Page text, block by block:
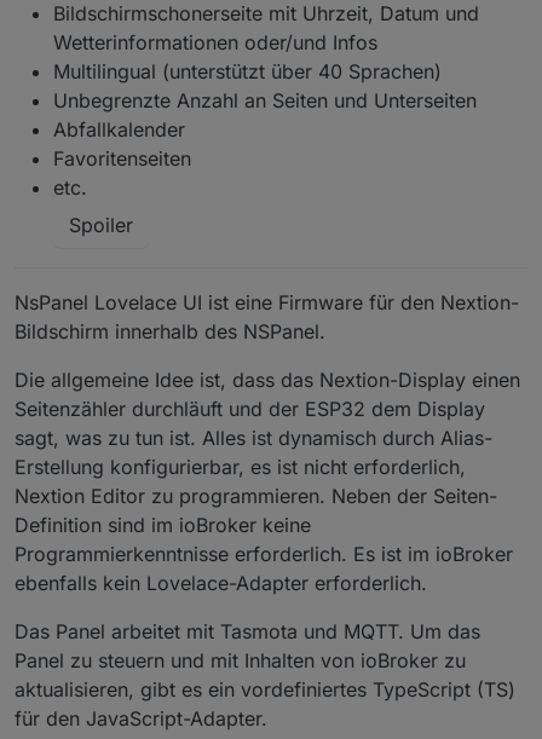
Bildschirmschonerseite mit Uhrzeit, Datum und
Wetterinformationen oder/und Infos
Multilingual (unterstützt über 40 Sprachen)
Unbegrenzte Anzahl an Seiten und Unterseiten
Abfallkalender
Favoritenseiten
etc.
Spoiler
NsPanel Lovelace UI ist eine Firmware für den Nextion-
Bildschirm innerhalb des NSPanel.
Die allgemeine Idee ist, dass das Nextion-Display einen
Seitenzähler durchläuft und der ESP32 dem Display
sagt, was zu tun ist. Alles ist dynamisch durch Alias-
Erstellung konfigurierbar, es ist nicht erforderlich,
Nextion Editor zu programmieren. Neben der Seiten-
Definition sind im ioBroker keine
Programmierkenntnisse erforderlich. Es ist im ioBroker
ebenfalls kein Lovelace-Adapter erforderlich.
Das Panel arbeitet mit Tasmota und MQTT. Um das
Panel zu steuern und mit Inhalten von ioBroker zu
aktualisieren, gibt es ein vordefiniertes TypeScript (TS)
für den JavaScript-Adapter.